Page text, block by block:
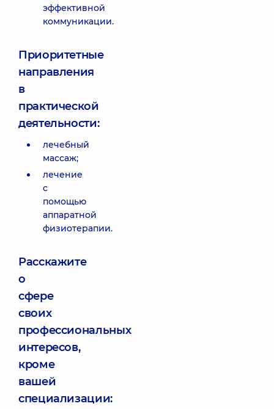
эффективной
коммуникации.
Приоритетные
направления
в
практической
деятельности:
лечебный
массаж;
лечение
с
помощью
аппаратной
физиотерапии.
Расскажите
о
сфере
своих
профессиональных
интересов,
кроме
вашей
специализации: